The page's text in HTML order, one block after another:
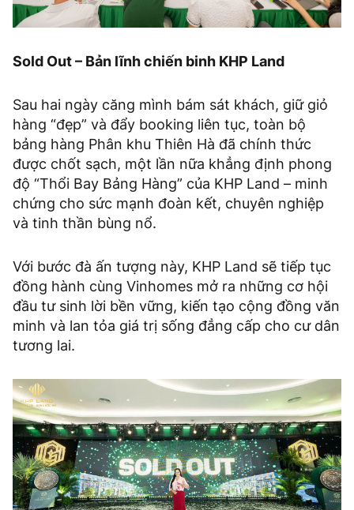
Sold Out – Bản lĩnh chiến binh KHP Land
Sau hai ngày căng mình bám sát khách, giữ giỏ
hàng “đẹp” và đẩy booking liên tục, toàn bộ
bảng hàng Phân khu Thiên Hà đã chính thức
được chốt sạch, một lần nữa khẳng định phong
độ “Thổi Bay Bảng Hàng” của KHP Land – minh
chứng cho sức mạnh đoàn kết, chuyên nghiệp
và tinh thần bùng nổ.
Với bước đà ấn tượng này, KHP Land sẽ tiếp tục
đồng hành cùng Vinhomes mở ra những cơ hội
đầu tư sinh lời bền vững, kiến tạo cộng đồng văn
minh và lan tỏa giá trị sống đẳng cấp cho cư dân
tương lai.